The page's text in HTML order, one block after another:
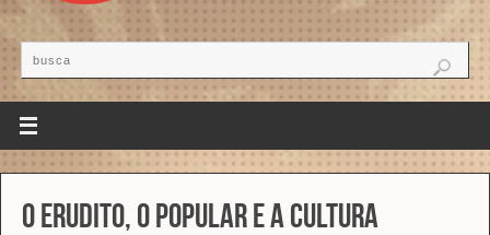
O erudito, o popular e a cultura